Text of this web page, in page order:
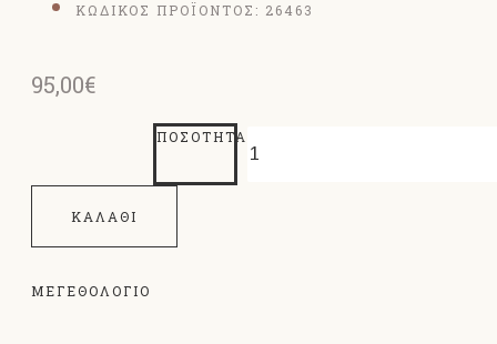
ΚΩΔΙΚΟΣ ΠΡΟΪΟΝΤΟΣ: 26463
95,00€
ΠΟΣΌΤΗΤΑ
ΚΑΛΆΘΙ
ΜΕΓΕΘΟΛΌΓΙΟ